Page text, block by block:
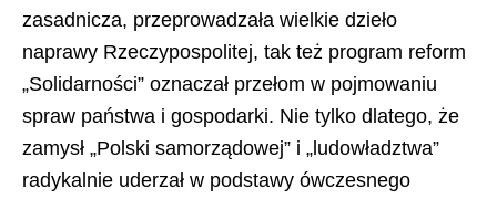
zasadnicza, przeprowadzała wielkie dzieło
naprawy Rzeczypospolitej, tak też program reform
„Solidarności” oznaczał przełom w pojmowaniu
spraw państwa i gospodarki. Nie tylko dlatego, że
zamysł „Polski samorządowej” i „ludowładztwa”
radykalnie uderzał w podstawy ówczesnego